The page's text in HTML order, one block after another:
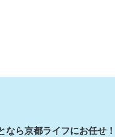
なら京都ライフにお任せ！